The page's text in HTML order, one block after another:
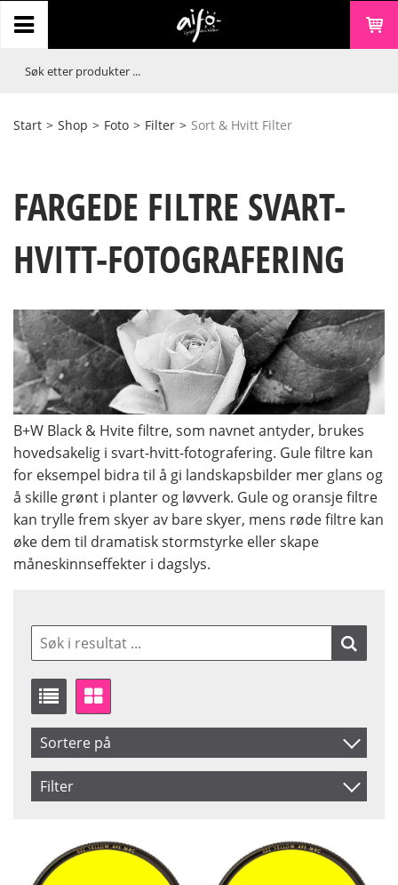
Start > Shop > Foto > Filter > Sort & Hvitt Filter
FARGEDE FILTRE SVART-
HVITT-FOTOGRAFERING
B+W Black & Hvite filtre, som navnet antyder, brukes
hovedsakelig i svart-hvitt-fotografering. Gule filtre kan
for eksempel bidra til å gi landskapsbilder mer glans og
å skille grønt i planter og løvverk. Gule og oransje filtre
kan trylle frem skyer av bare skyer, mens røde filtre kan
øke dem til dramatisk stormstyrke eller skape
måneskinnseffekter i dagslys.
Sortere på
Artikelkod
Filter
39 mm
43 mm
Dark Red
Orange